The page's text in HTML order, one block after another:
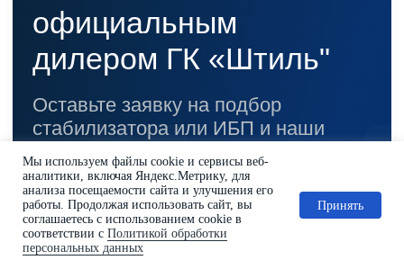
Мы используем файлы cookie и сервисы веб-
аналитики, включая Яндекс.Метрику, для
анализа посещаемости сайта и улучшения его
работы. Продолжая использовать сайт, вы
соглашаетесь с использованием cookie в
соответствии с Политикой обработки
персональных данных
Принять